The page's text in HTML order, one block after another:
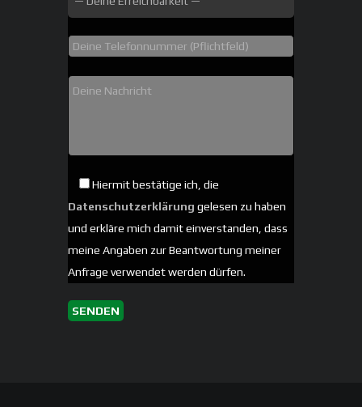
Hiermit bestätige ich, die
Datenschutzerklärung gelesen zu haben
und erkläre mich damit einverstanden, dass
meine Angaben zur Beantwortung meiner
Anfrage verwendet werden dürfen.